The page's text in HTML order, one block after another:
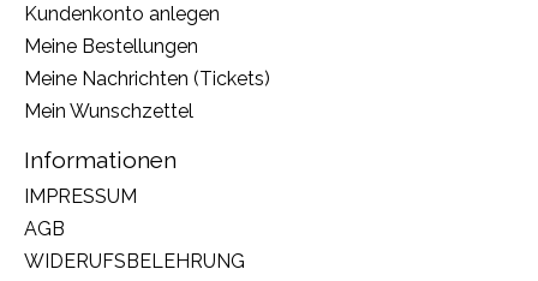
Kundenkonto anlegen
Meine Bestellungen
Meine Nachrichten (Tickets)
Mein Wunschzettel
Informationen
IMPRESSUM
AGB
WIDERUFSBELEHRUNG